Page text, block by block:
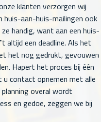
klanten verzorgen wij
huis-aan-huis-mailingen ook
handig, want aan een huis-
altijd een deadline. Als het
het nog gedrukt, gevouwen
Hapert het proces bij één
u contact opnemen met alle
overal wordt
en gedoe, zeggen we bij